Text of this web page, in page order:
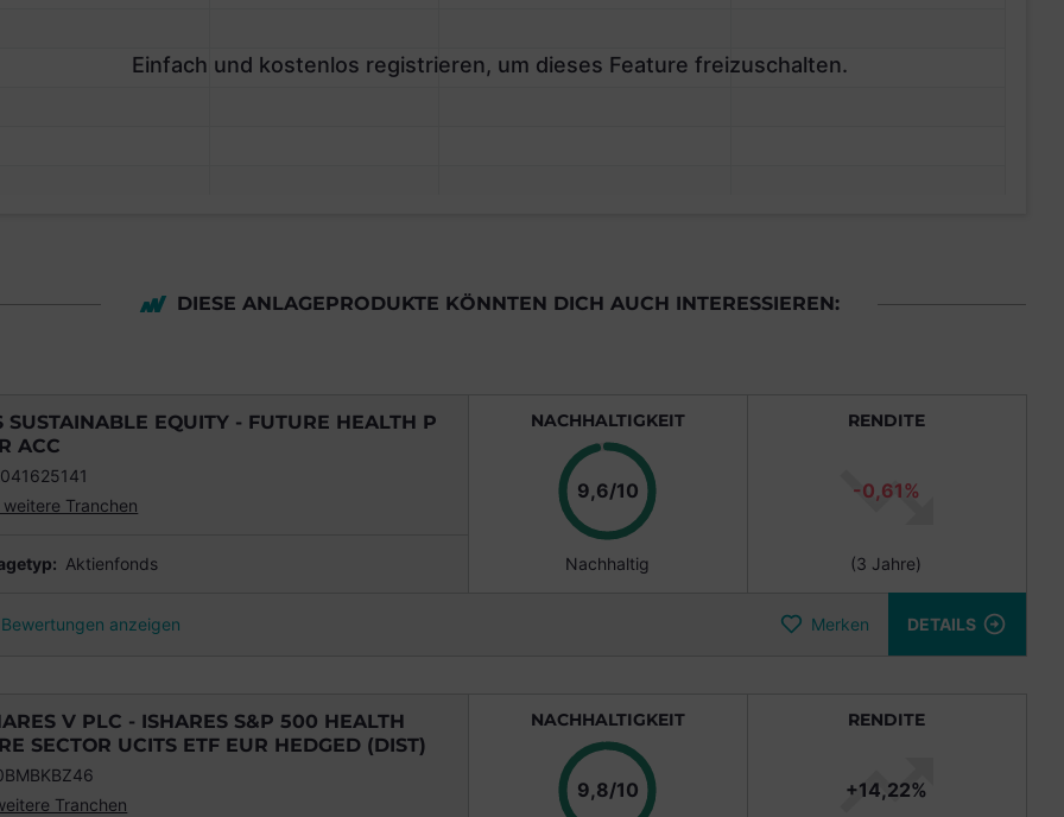
Einfach und kostenlos registrieren, um dieses Feature freizuschalten.
DIESE ANLAGEPRODUKTE KÖNNTEN DICH AUCH INTERESSIEREN:
SUSTAINABLE EQUITY - FUTURE HEALTH P
ACC
weitere Tranchen
Aktienfonds
NACHHALTIGKEIT
9,6/10Punkte
Nachhaltig
RENDITE
-0,61%
(3 Jahre)
Bewertungen anzeigen Merken DETAILS
V PLC - ISHARES S&P 500 HEALTH
SECTOR UCITS ETF EUR HEDGED (DIST)
Tranchen
NACHHALTIGKEIT
9,8/10Punkte
RENDITE
+14,22%